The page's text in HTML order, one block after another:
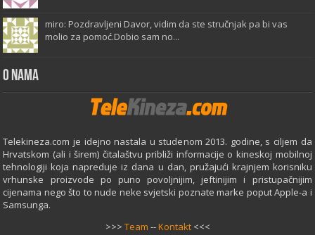
miro: Pozdravljeni Davor, vidim da ste stručnjak pa bi vas
molio za pomoć.Dobio sam no...
O Nama
Telekineza.com je idejno nastala u studenom 2013. godine, s ciljem da
Hrvatskom (ali i širem) čitalaštvu približi informacije o kineskoj mobilnoj
tehnologiji koja napreduje iz dana u dan, pružajući krajnjem korisniku
vrhunske proizvode po puno povoljnijim, jeftinijim i pristupačnijim
cijenama nego što to nude neke svjetski poznate marke poput Apple-a i
Samsunga.
>>> Team --Kontakt<<<